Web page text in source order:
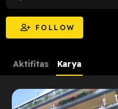
FOLLOW
Aktifitas Karya